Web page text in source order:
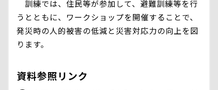
訓練では、住民等が参加して、避難訓練等を行
うとともに、ワークショップを開催することで、
発災時の人的被害の低減と災害対応力の向上を図
ります。
資料参照リンク